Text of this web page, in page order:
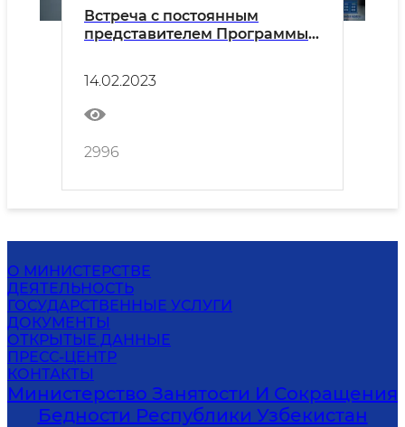
Встреча с постоянным
представителем Программы
14.02.2023
2996
О МИНИСТЕРСТВЕ
ДЕЯТЕЛЬНОСТЬ
ГОСУДАРСТВЕННЫЕ УСЛУГИ
ДОКУМЕНТЫ
ОТКРЫТЫЕ ДАННЫЕ
ПРЕСС-ЦЕНТР
КОНТАКТЫ
Министерство Занятости И Сокращения
Бедности Республики Узбекистан